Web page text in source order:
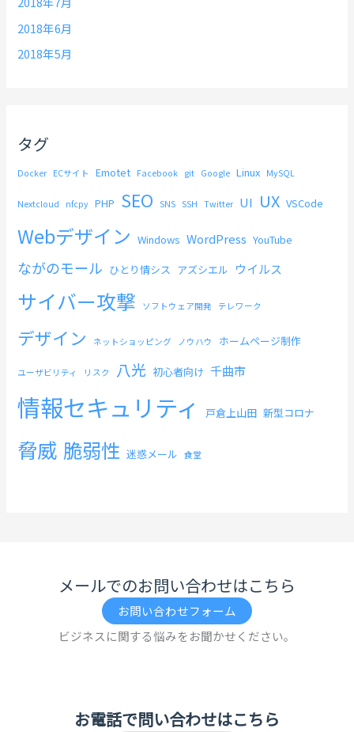
2018年6月
2018年5月
タグ
Docker ECサイト Emotet Facebook git Google Linux MySQL
Nextcloud nfcpy PHP SEO SNS SSH Twitter UI UX VSCode
Webデザイン Windows WordPress YouTube
ながのモール ひとり情シス アズシエル ウイルス
サイバー攻撃 ソフトウェア開発 テレワーク
デザイン ネットショッピング ノウハウ ホームページ制作
ユーザビリティ リスク 八光 初心者向け 千曲市
情報セキュリティ 戸倉上山田 新型コロナ
脅威 脆弱性 迷惑メール 食堂
メールでのお問い合わせはこちら
お問い合わせフォーム
ビジネスに関する悩みをお聞かせください。
お電話で問い合わせはこちら